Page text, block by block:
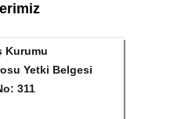
Kurumu
Yetki Belgesi
311